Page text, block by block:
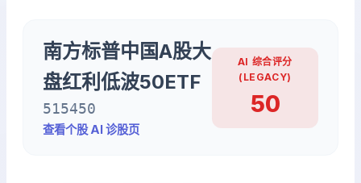
南方标普中国A股大
盘红利低波50ETF
515450
查看个股 AI 诊股页
AI 综合评分
(LEGACY)
50